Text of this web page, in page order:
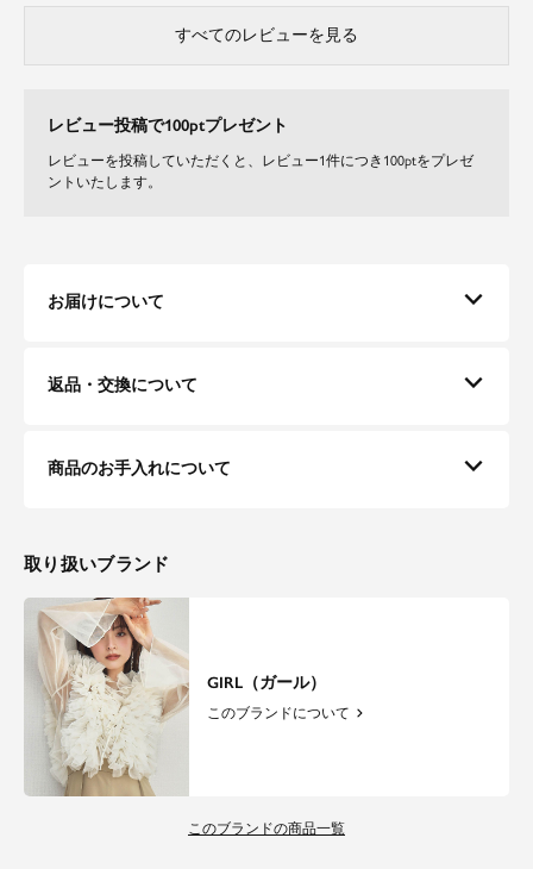
すべてのレビューを見る
レビュー投稿で100ptプレゼント
レビューを投稿していただくと、レビュー1件につき100ptをプレゼ
ントいたします。
お届けについて
返品・交換について
商品のお手入れについて
取り扱いブランド
GIRL（ガール）
このブランドについて
このブランドの商品一覧